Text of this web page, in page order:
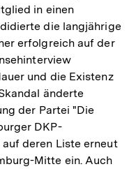
in einen
die langjährige
erfolgreich auf der
und die Existenz
änderte
der Partei "Die
DKP-
deren Liste erneut
Mitte ein. Auch